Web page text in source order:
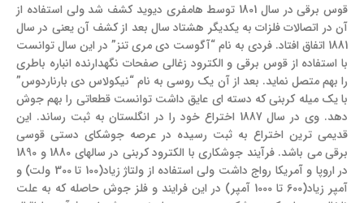
قوس برقی در سال 1801 توسط هامفری دیوید کشف شد ولی استفاده از
آن در اتصالات فلزات به یکدیگر هشتاد سال بعد از کشف آن یعنی در سال
1881 اتفاق افتاد. فردی به نام “آگوست دی مری تنز” در این سال توانست
با استفاده از قوس برقی و الکترود زغالی صفحات نگهدارنده انباره باطری
را بهم متصل نماید. بعد از آن یک روسی به نام “نیکولاس دی بارناردوس”
با یک میله کربنی که دسته ای عایق داشت توانست قطعاتی را بهم جوش
دهد. وی در سال 1887 اختراع خود را در انگلستان به ثبت رساند. این
قدیمی ترین اختراع به ثبت رسیده در عرصه جوشکای دستی قوسی
برقی می باشد. فرآیند جوشکاری با الکترود کربنی در سالهای 1880 و 1890
در اروپا و آمریکا رواج داشت ولی استفاده از ولتاژ زیاد(100 تا 300 ولت) و
آمپر زیاد(600 تا 1000 آمپر) در این فرایند و فلز جوش حاصله که به علت